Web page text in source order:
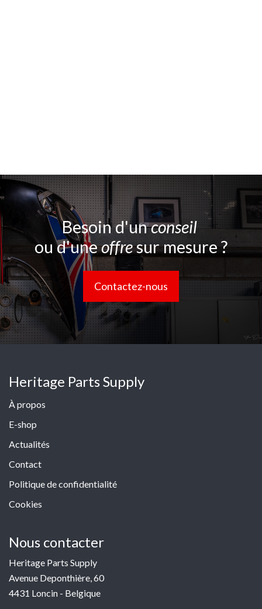
Besoin d'unconseil
ou d'uneoffresur mesure ?
Contactez-nous
Heritage Parts Supply
À propos
E-shop
Actualités
Contact
Politique de confidentialité
Cookies
Nous contacter
Heritage Parts Supply
Avenue Deponthière, 60
4431 Loncin - Belgique